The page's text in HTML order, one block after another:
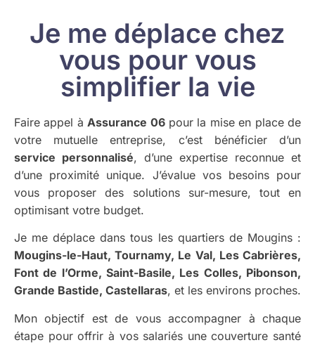
Je me déplace chez
vous pour vous
simplifier la vie
Faire appel à Assurance 06pour la mise en place de
votre mutuelle entreprise, c’est bénéficier d’un
service personnalisé, d’une expertise reconnue et
d’une proximité unique. J’évalue vos besoins pour
vous proposer des solutions sur-mesure, tout en
optimisant votre budget.
Je me déplace dans tous les quartiers de Mougins :
Mougins-le-Haut, Tournamy, Le Val, Les Cabrières,
Font de l’Orme, Saint-Basile, Les Colles, Pibonson,
Grande Bastide, Castellaras, et les environs proches.
Mon objectif est de vous accompagner à chaque
étape pour offrir à vos salariés une couverture santé